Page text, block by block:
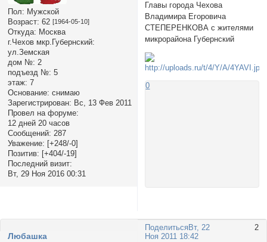
Пол: Мужской
Возраст: 62 [1964-05-10]
Откуда: Москва
г.Чехов мкр.Губернский:
ул.Земская
дом №: 2
подъезд №: 5
этаж: 7
Основание: снимаю
Зарегистрирован: Вс, 13 Фев 2011
Провел на форуме:
12 дней 20 часов
Сообщений: 287
Уважение: [+248/-0]
Позитив: [+404/-19]
Последний визит:
Вт, 29 Ноя 2016 00:31
Главы города Чехова
Владимира Егоровича
СТЕПЕРЕНКОВА с жителями
микрорайона Губернский
0
Поделиться 2
Вт, 22
Ноя 2011 18:42
Любашка